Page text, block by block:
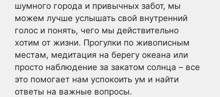
шумного города и привычных забот, мы
можем лучше услышать свой внутренний
голос и понять, чего мы действительно
хотим от жизни. Прогулки по живописным
местам, медитация на берегу океана или
просто наблюдение за закатом солнца – все
это помогает нам успокоить ум и найти
ответы на важные вопросы.